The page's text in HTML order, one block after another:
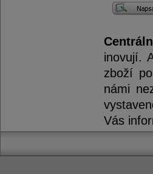
inovují.
zboží
námi
Vás